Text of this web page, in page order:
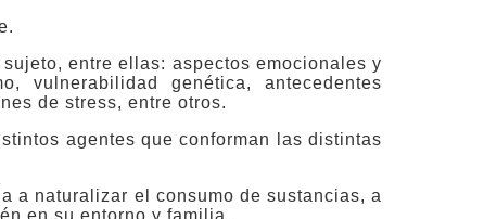
entre ellas: aspectos emocionales y
vulnerabilidad genética, antecedentes
de stress, entre otros.
agentes que conforman las distintas
a naturalizar el consumo de sustancias, a
en su entorno y familia.